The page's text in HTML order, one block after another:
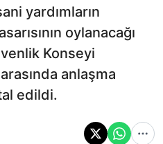
yardımların
oylanacağı
Konseyi
anlaşma
edildi.